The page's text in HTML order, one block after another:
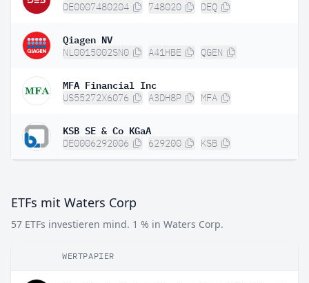
DE0007480204 748020 DEQ
Qiagen NV
NL0015002SN0 A41HBE QGEN
MFA Financial Inc
US55272X6076 A3DH8P MFA
KSB SE & Co KGaA
DE0006292006 629200 KSB
ETFs mit Waters Corp
57 ETFs investieren mind. 1 % in Waters Corp.
WERTPAPIER